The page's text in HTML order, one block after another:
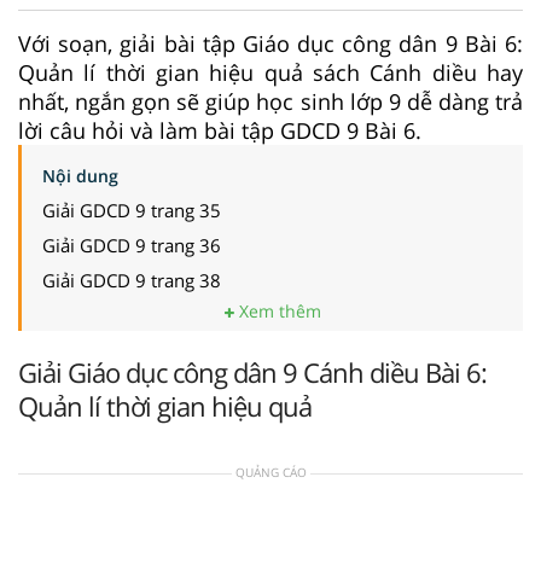
Với soạn, giải bài tập Giáo dục công dân 9 Bài 6:
Quản lí thời gian hiệu quả sách Cánh diều hay
nhất, ngắn gọn sẽ giúp học sinh lớp 9 dễ dàng trả
lời câu hỏi và làm bài tập GDCD 9 Bài 6.
Nội dung
Giải GDCD 9 trang 35
Giải GDCD 9 trang 36
Giải GDCD 9 trang 38
Xem thêm
Giải Giáo dục công dân 9 Cánh diều Bài 6:
Quản lí thời gian hiệu quả
QUẢNG CÁO